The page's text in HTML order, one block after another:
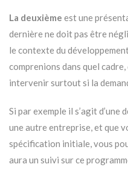
La deuxième est une
dernière ne doit pas être
le contexte du
comprenions dans quel
intervenir surtout si la
Si par exemple il s’agit d’une
une autre entreprise, et que
spécification initiale, vous
aura un suivi sur ce